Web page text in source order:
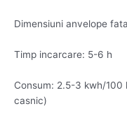
Dimensiuni anvelope
Timp incarcare: 5-6 h
Consum: 2.5-3 kwh/100
casnic)